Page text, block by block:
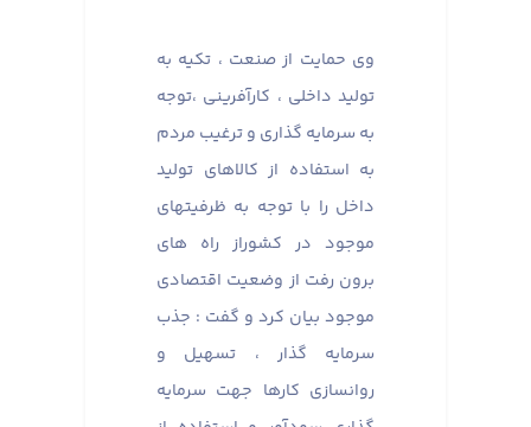
وی حمایت از صنعت ، تکیه به
تولید داخلی ، کارآفرینی ،توجه
به‌ سرمایه گذاری و ترغیب مردم
به استفاده از کالاهای تولید
داخل را با توجه به ظرفیتهای
موجود در کشوراز راه های
برون رفت از وضعیت اقتصادی
موجود بیان کرد و گفت : جذب
سرمایه گذار ، تسهیل و
روانسازی کارها جهت سرمایه